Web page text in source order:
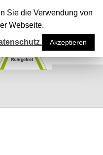
Sie die Verwendung von
Webseite.
Akzeptieren